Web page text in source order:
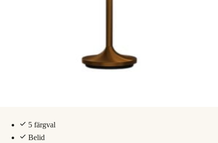
5 färgval
Belid